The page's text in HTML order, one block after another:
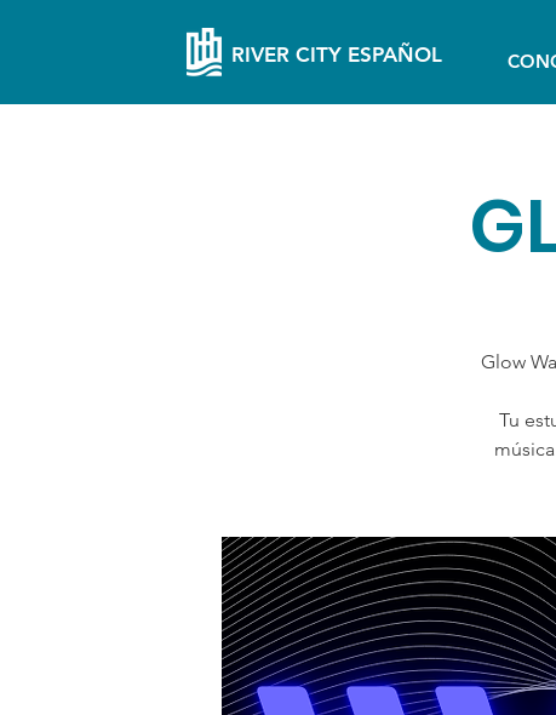
RIVER CITY ESPAÑOL
Glow
Tu